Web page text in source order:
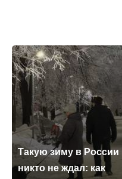
Такую зиму в России
никто не ждал: как